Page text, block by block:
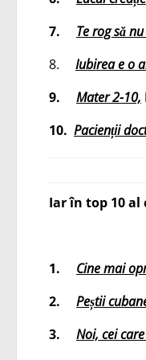
7. Te rog să
8. Iubirea e o
9. Mater 2-10,
10. Pacienții
Iar în top 10
1. Cine mai
2. Peștii
3. Noi, cei